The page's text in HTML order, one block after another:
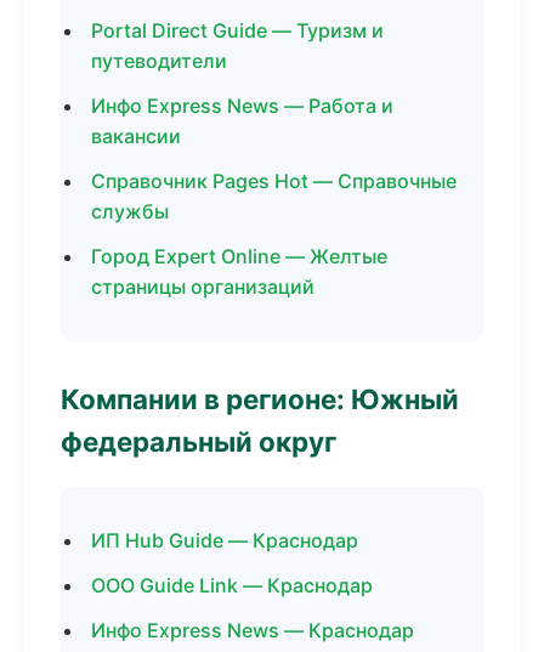
Portal Direct Guide — Туризм и
путеводители
Инфо Express News — Работа и
вакансии
Справочник Pages Hot — Справочные
службы
Город Expert Online — Желтые
страницы организаций
Компании в регионе: Южный
федеральный округ
ИП Hub Guide — Краснодар
ООО Guide Link — Краснодар
Инфо Express News — Краснодар